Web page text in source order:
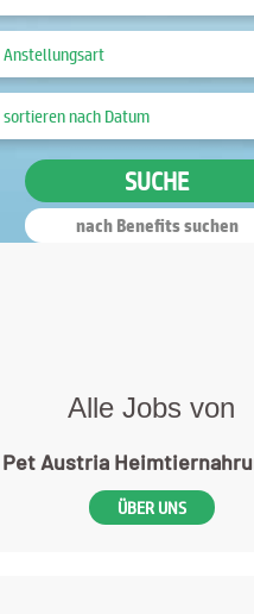
SUCHE
nach Benefits suchen
Alle Jobs von
Austria
ÜBER UNS